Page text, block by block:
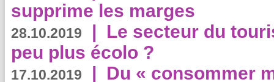
supprime les marges
28.10.2019 | Le secteur du
peu plus écolo ?
17.10.2019 | Du « consommer